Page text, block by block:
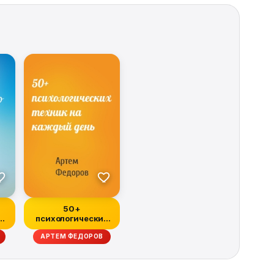
50+
психологических
техник на каждый
день
АРТЕМ ФЕДОРОВ